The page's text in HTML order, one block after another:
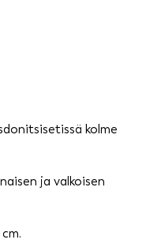
kolme
ja valkoisen